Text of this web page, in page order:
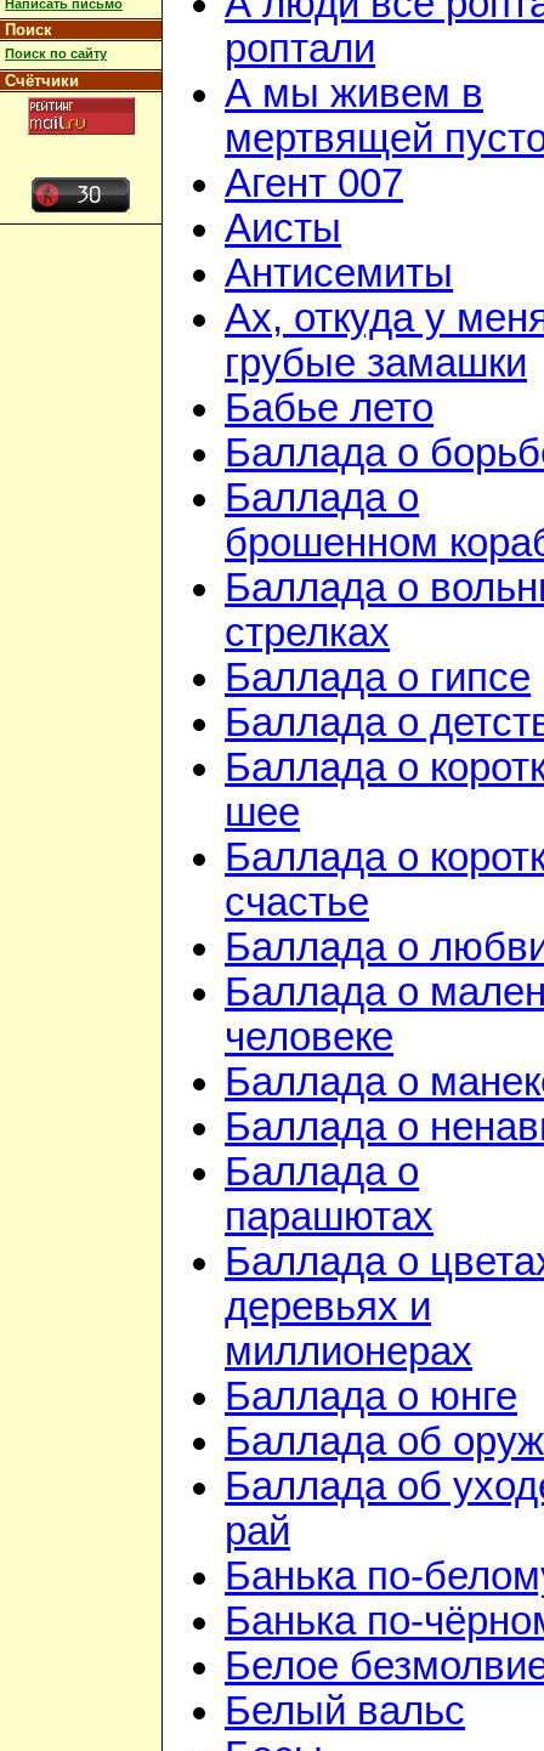
Написать письмо
Поиск
Поиск по сайту
Счётчики
роптали
А мы живем в
мертвящей
Агент 007
Аисты
Антисемиты
Ах, откуда у
грубые замашки
Бабье лето
Баллада о
Баллада о
брошенном
Баллада о
стрелках
Баллада о гипсе
Баллада о
Баллада о
шее
Баллада о
счастье
Баллада о
Баллада о
человеке
Баллада о
Баллада о
Баллада о
парашютах
Баллада о
деревьях и
миллионерах
Баллада о юнге
Баллада об
Баллада об
рай
Банька по-
Банька по-
Белое
Белый вальс